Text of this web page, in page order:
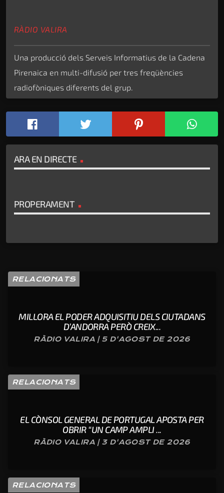
RÀDIO VALIRA
Una producció dels Serveis Informatius de la Cadena
Pirenaica en multi-difusió per tres freqüències
radiofòniques diferents del grup.
ARA EN DIRECTE
PROPERAMENT
RELACIONATS
MILLORA EL PODER ADQUISITIU DELS CIUTADANS
D’ANDORRA PERÒ CREIX...
RÀDIO VALIRA | 5 D'AGOST DE 2026
RELACIONATS
EL CÒNSOL GENERAL DE PORTUGAL APOSTA PER
OBRIR “UN CAMP AMPLI ...
RÀDIO VALIRA | 3 D'AGOST DE 2026
RELACIONATS